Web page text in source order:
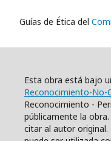
Guías de Ética del
Esta obra está bajo
Reconocimiento-No-
Reconocimiento -
públicamente la
citar al autor